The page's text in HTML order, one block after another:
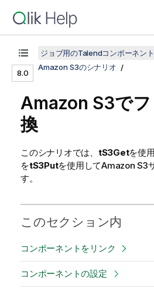
8.0
ジョブ用のTalendコンポーネント
Amazon S3のシナリオ
Amazon S3で
換
このシナリオでは、 tS3Getを使
をtS3Putを使用してAmazon S3
す。
このセクション内
コンポーネントをリンク
コンポーネントの設定